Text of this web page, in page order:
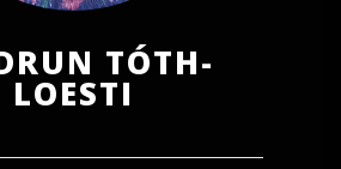
TÓTH-
LOESTI